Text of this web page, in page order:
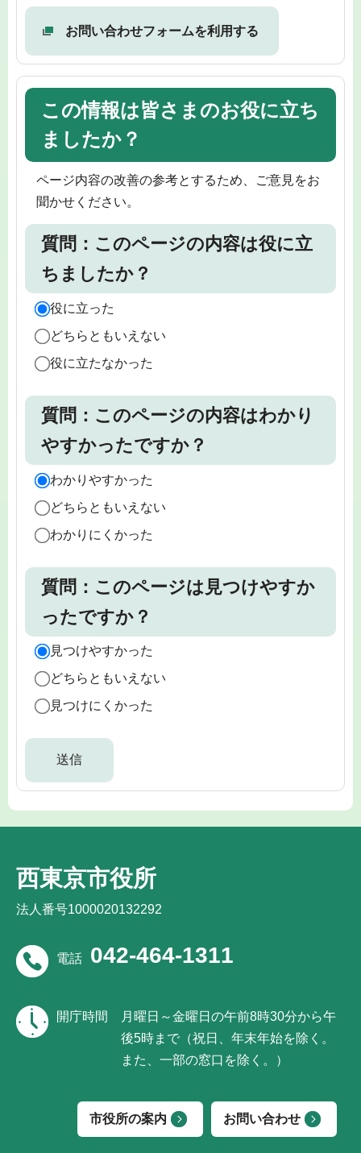
お問い合わせフォームを利用する
この情報は皆さまのお役に立ち
ましたか？
ページ内容の改善の参考とするため、ご意見をお
聞かせください。
質問：このページの内容は役に立
ちましたか？
役に立った
どちらともいえない
役に立たなかった
質問：このページの内容はわかり
やすかったですか？
わかりやすかった
どちらともいえない
わかりにくかった
質問：このページは見つけやすか
ったですか？
見つけやすかった
どちらともいえない
見つけにくかった
西東京市役所
法人番号1000020132292
電話 042-464-1311
開庁時間
月曜日～金曜日の午前8時30分から午
後5時まで（祝日、年末年始を除く。
また、一部の窓口を除く。）
市役所の案内 お問い合わせ